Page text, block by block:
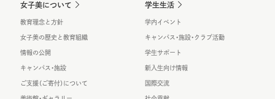
女子美について
教育理念と方針
女子美の歴史と教育組織
情報の公開
キャンパス・施設
ご支援（ご寄付）について
学生生活
学内イベント
キャンパス・施設・クラブ活動
学生サポート
新入生向け情報
国際交流